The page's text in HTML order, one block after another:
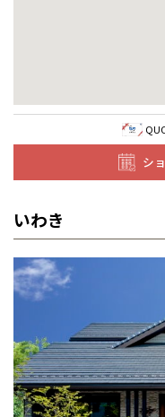
シ
いわき